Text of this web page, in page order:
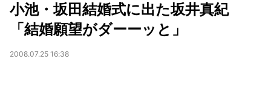
小池・坂田結婚式に出た坂井真紀
「結婚願望がダーーッと」
2008.07.25 16:38